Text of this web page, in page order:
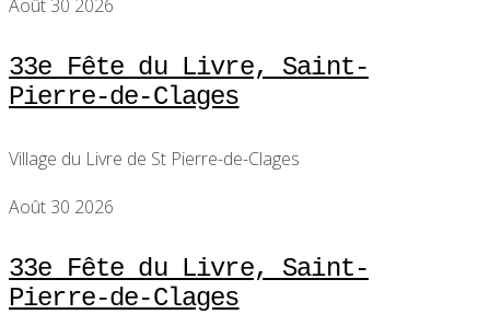
Août 30 2026
33e Fête du Livre, Saint-
Pierre-de-Clages
Village du Livre de St Pierre-de-Clages
Août 30 2026
33e Fête du Livre, Saint-
Pierre-de-Clages